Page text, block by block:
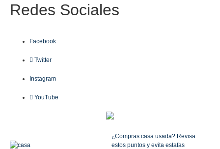
Redes Sociales
Facebook
Twitter
Instagram
YouTube
¿Compras casa usada? Revisa
estos puntos y evita estafas